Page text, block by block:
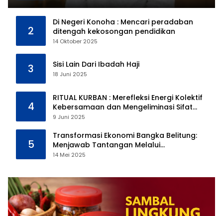
2
Di Negeri Konoha : Mencari peradaban
ditengah kekosongan pendidikan
14 Oktober 2025
3 Sisi Lain Dari Ibadah Haji
18 Juni 2025
4
RITUAL KURBAN : Merefleksi Energi Kolektif
Kebersamaan dan Mengeliminasi Sifat
Kebinatangan Manusia
9 Juni 2025
5
Transformasi Ekonomi Bangka Belitung:
Menjawab Tantangan Melalui
Pengelolaan Sumber Daya Alam yang
14 Mei 2025